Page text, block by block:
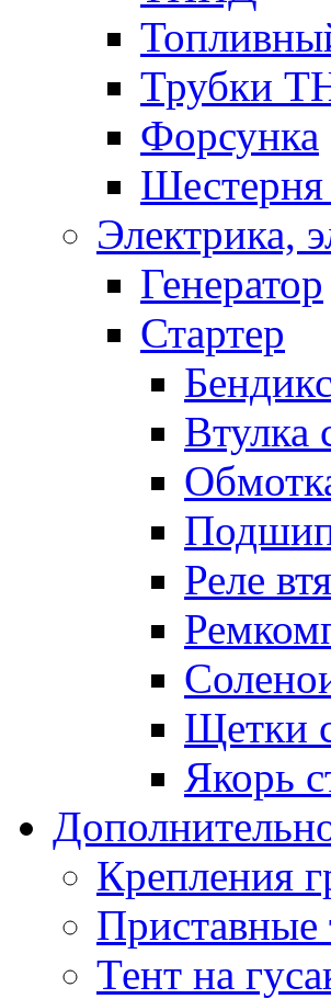
Трубки
Форсунка
Электрика,
Генератор
Стартер
Бендикс
Втулка
Реле
Щетки
Якорь
Крепления
Приставные
Тент на